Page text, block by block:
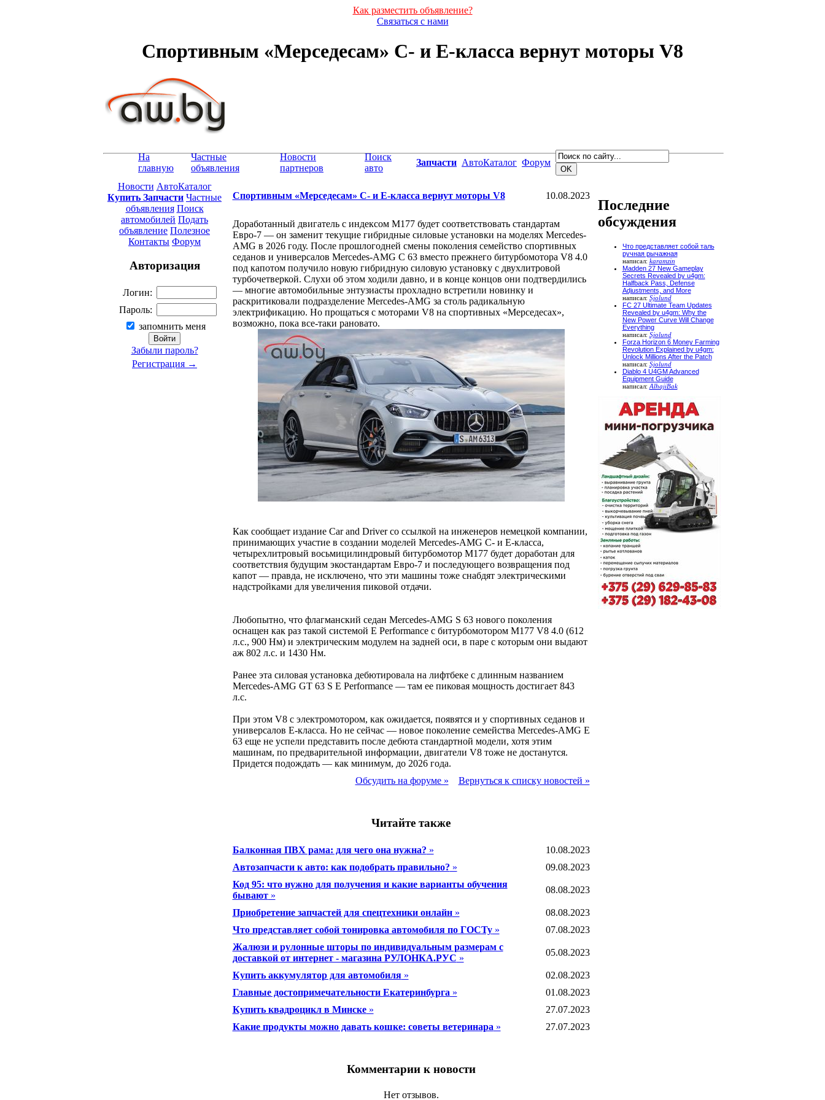
Как разместить объявление?
Связаться с нами
Спортивным «Мерседесам» C- и E-класса вернут моторы V8
На
главную
Частные
объявления
Новости
партнеров
Поиск
авто
Запчасти АвтоКаталог Форум
Новости АвтоКаталог
Купить Запчасти Частные
объявления Поиск
автомобилей Подать
объявление Полезное
Контакты Форум
Авторизация
Логин:
Пароль:
запомнить меня
Забыли пароль?
Регистрация →
Спортивным «Мерседесам» C- и E-класса вернут моторы V8 10.08.2023
Доработанный двигатель с индексом M177 будет соответствовать стандартам
Евро-7 — он заменит текущие гибридные силовые установки на моделях Mercedes-
AMG в 2026 году. После прошлогодней смены поколения семейство спортивных
седанов и универсалов Mercedes-AMG C 63 вместо прежнего битурбомотора V8 4.0
под капотом получило новую гибридную силовую установку с двухлитровой
турбочетверкой. Слухи об этом ходили давно, и в конце концов они подтвердились
— многие автомобильные энтузиасты прохладно встретили новинку и
раскритиковали подразделение Mercedes-AMG за столь радикальную
электрификацию. Но прощаться с моторами V8 на спортивных «Мерседесах»,
возможно, пока все-таки рановато.
Как сообщает издание Car and Driver со ссылкой на инженеров немецкой компании,
принимающих участие в создании моделей Mercedes-AMG C- и E-класса,
четырехлитровый восьмицилиндровый битурбомотор M177 будет доработан для
соответствия будущим экостандартам Евро-7 и последующего возвращения под
капот — правда, не исключено, что эти машины тоже снабдят электрическими
надстройками для увеличения пиковой отдачи.
Любопытно, что флагманский седан Mercedes-AMG S 63 нового поколения
оснащен как раз такой системой E Performance с битурбомотором M177 V8 4.0 (612
л.с., 900 Нм) и электрическим модулем на задней оси, в паре с которым они выдают
аж 802 л.с. и 1430 Нм.
Ранее эта силовая установка дебютировала на лифтбеке с длинным названием
Mercedes-AMG GT 63 S E Performance — там ее пиковая мощность достигает 843
л.с.
При этом V8 с электромотором, как ожидается, появятся и у спортивных седанов и
универсалов E-класса. Но не сейчас — новое поколение семейства Mercedes-AMG E
63 еще не успели представить после дебюта стандартной модели, хотя этим
машинам, по предварительной информации, двигатели V8 тоже не достанутся.
Придется подождать — как минимум, до 2026 года.
Обсудить на форуме »
Вернуться к списку новостей »
Читайте также
Балконная ПВХ рама: для чего она нужна? »
10.08.2023
Автозапчасти к авто: как подобрать правильно? »
09.08.2023
Код 95: что нужно для получения и какие варианты обучения
бывают»
08.08.2023
Приобретение запчастей для спецтехники онлайн»
08.08.2023
Что представляет собой тонировка автомобиля по ГОСТу»
07.08.2023
Жалюзи и рулонные шторы по индивидуальным размерам с
доставкой от интернет - магазина РУЛОНКА.РУС »
05.08.2023
Купить аккумулятор для автомобиля»
02.08.2023
Главные достопримечательности Екатеринбурга »
01.08.2023
Купить квадроцикл в Минске»
27.07.2023
Какие продукты можно давать кошке: советы ветеринара » 27.07.2023
Комментарии к новости
Нет отзывов.
Последние
обсуждения
Что представляет собой таль
ручная рычажная
написал: karamzin
Madden 27 New Gameplay
Secrets Revealed by u4gm:
Halfback Pass, Defense
Adjustments, and More
написал: Sjolund
FC 27 Ultimate Team Updates
Revealed by u4gm: Why the
New Power Curve Will Change
Everything
написал: Sjolund
Forza Horizon 6 Money Farming
Revolution Explained by u4gm:
Unlock Millions After the Patch
написал: Sjolund
Diablo 4 U4GM Advanced
Equipment Guide
написал: AlhajiBak